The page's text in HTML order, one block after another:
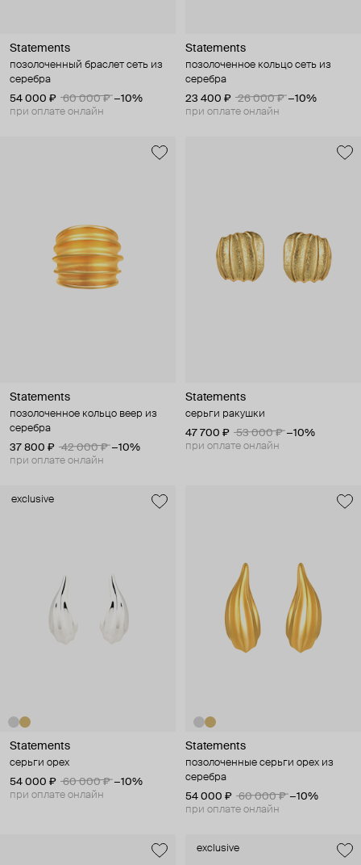
Statements
позолоченный браслет сеть из
серебра
54 000 ₽
60 000 ₽ −10%
при оплате онлайн
Statements
позолоченное кольцо сеть из
серебра
23 400 ₽
26 000 ₽ −10%
при оплате онлайн
Statements
позолоченное кольцо веер из
серебра
37 800 ₽
42 000 ₽ −10%
при оплате онлайн
Statements
серьги ракушки
47 700 ₽
53 000 ₽ −10%
при оплате онлайн
exclusive
Statements
серьги орех
54 000 ₽
60 000 ₽ −10%
при оплате онлайн
Statements
позолоченные серьги орех из
серебра
54 000 ₽
60 000 ₽ −10%
при оплате онлайн
exclusive